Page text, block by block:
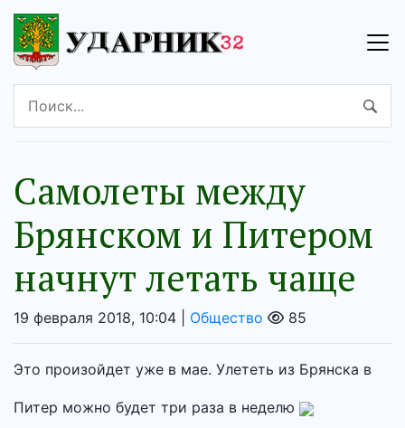
Самолеты между
Брянском и Питером
начнут летать чаще
19 февраля 2018, 10:04 | Общество 85
Это произойдет уже в мае. Улететь из Брянска в
Питер можно будет три раза в неделю